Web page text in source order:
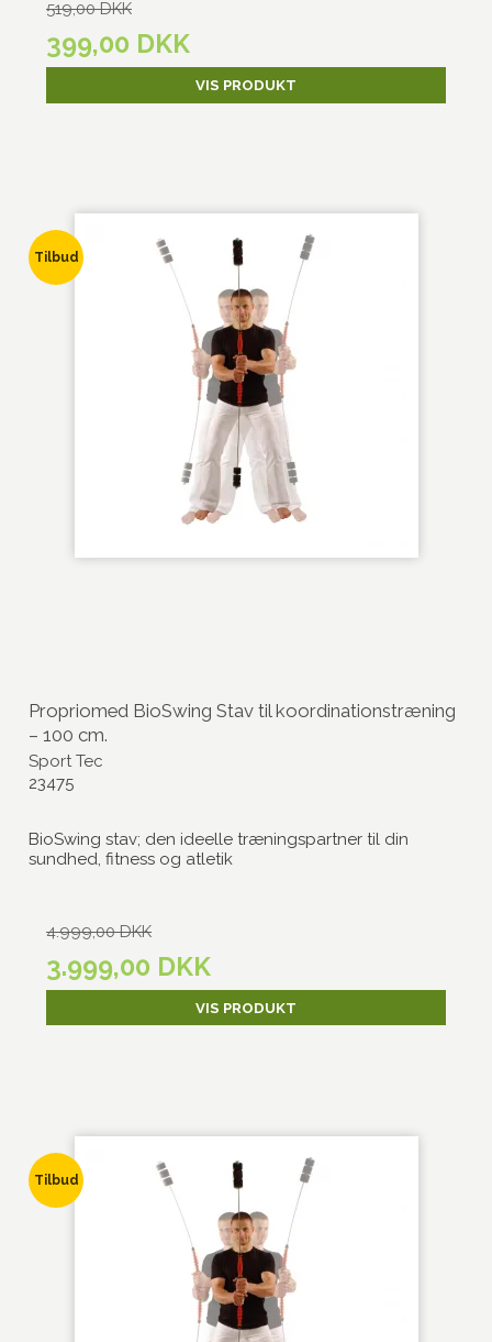
519,00 DKK
399,00 DKK
VIS PRODUKT
Tilbud
Propriomed BioSwing Stav til koordinationstræning
– 100 cm.
Sport Tec
23475
BioSwing stav; den ideelle træningspartner til din
sundhed, fitness og atletik
4.999,00 DKK
3.999,00 DKK
VIS PRODUKT
Tilbud